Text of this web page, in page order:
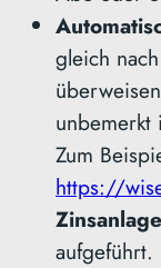
gleich
unbemerkt
Zum
https://
aufgeführt.